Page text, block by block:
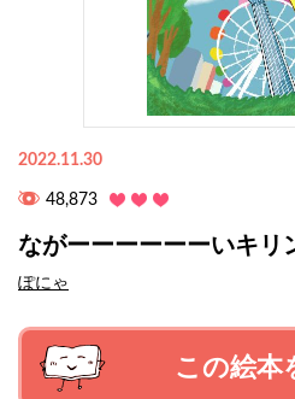
2022.11.30
48,873
ながーーーーーーいキリ
ぽにゃ
この絵本